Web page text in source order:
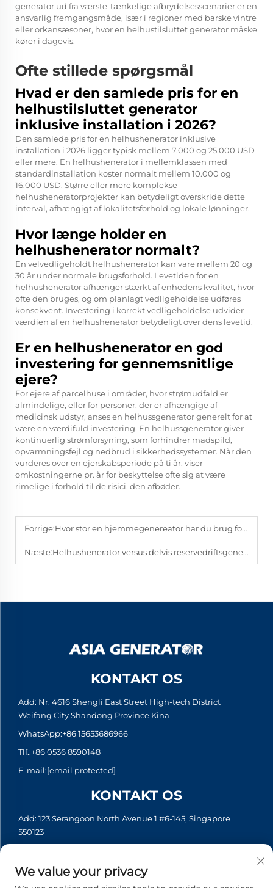
generator ud fra værste-tænkelige afbrydelsesscenarier er en
ansvarlig fremgangsmåde, især i regioner med barske vintre
eller orkansæsoner, hvor en helhustilsluttet generator måske
kører i dagevis.
Ofte stillede spørgsmål
Hvad er den samlede pris for en
helhustilsluttet generator
inklusive installation i 2026?
Den samlede pris for en helhushenerator inklusive
installation i 2026 ligger typisk mellem 7.000 og 25.000 USD
eller mere. En helhushenerator i mellemklassen med
standardinstallation koster normalt mellem 10.000 og
16.000 USD. Større eller mere komplekse
helhusheneratorprojekter kan betydeligt overskride dette
interval, afhængigt af lokalitetsforhold og lokale lønninger.
Hvor længe holder en
helhushenerator normalt?
En velvedligeholdt helhushenerator kan vare mellem 20 og
30 år under normale brugsforhold. Levetiden for en
helhushenerator afhænger stærkt af enhedens kvalitet, hvor
ofte den bruges, og om planlagt vedligeholdelse udføres
konsekvent. Investering i korrekt vedligeholdelse udvider
værdien af en helhushenerator betydeligt over dens levetid.
Er en helhushenerator en god
investering for gennemsnitlige
ejere?
For ejere af parcelhuse i områder, hvor strømudfald er
almindelige, eller for personer, der er afhængige af
medicinsk udstyr, anses en helhussgenerator generelt for at
være en værdifuld investering. En helhussgenerator giver
kontinuerlig strømforsyning, som forhindrer madspild,
opvarmningsfejl og nedbrud i sikkerhedssystemer. Når den
vurderes over en ejerskabsperiode på ti år, viser
omkostningerne pr. år for beskyttelse ofte sig at være
rimelige i forhold til de risici, den afbøder.
Forrige:Hvor stor en hjemmegenereator har du brug for?
Næste:Helhushenerator versus delvis reservedriftsgenerator
KONTAKT OS
Add: Nr. 4616 Shengli East Street High-tech District
Weifang City Shandong Province Kina
WhatsApp:+86 15653686966
Tlf.:+86 0536 8590148
E-mail:[email protected]
KONTAKT OS
Add: 123 Serangoon North Avenue 1 #6-145, Singapore
550123
Tlf.:+65 6935 2033
We value your privacy